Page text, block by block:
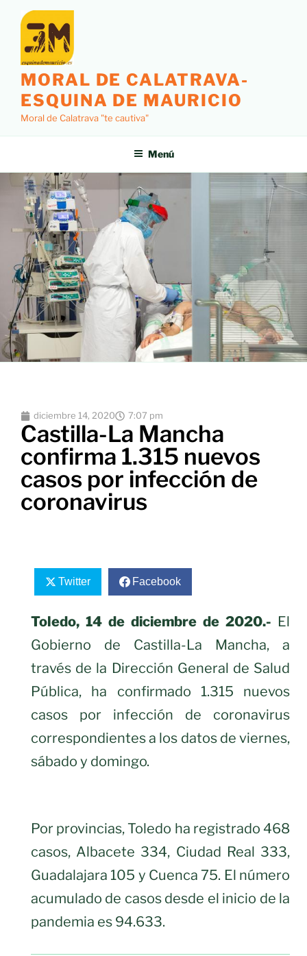
MORAL DE CALATRAVA-
ESQUINA DE MAURICIO
Moral de Calatrava "te cautiva"
Menú
diciembre 14, 2020 7:07 pm
Castilla-La Mancha
confirma 1.315 nuevos
casos por infección de
coronavirus
Twitter Facebook
Toledo, 14 de diciembre de 2020.- El
Gobierno de Castilla-La Mancha, a
través de la Dirección General de Salud
Pública, ha confirmado 1.315 nuevos
casos por infección de coronavirus
correspondientes a los datos de viernes,
sábado y domingo.
Por provincias, Toledo ha registrado 468
casos, Albacete 334, Ciudad Real 333,
Guadalajara 105 y Cuenca 75. El número
acumulado de casos desde el inicio de la
pandemia es 94.633.